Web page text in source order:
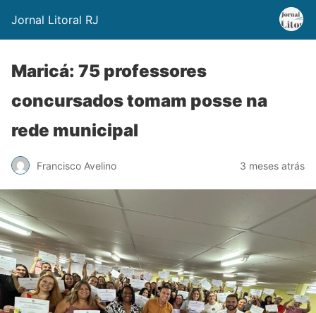
Jornal Litoral RJ
Maricá: 75 professores
concursados tomam posse na
rede municipal
Francisco Avelino 3 meses atrás